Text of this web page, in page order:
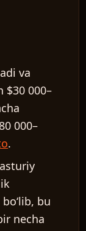
va
000–
000–
.
bu
necha